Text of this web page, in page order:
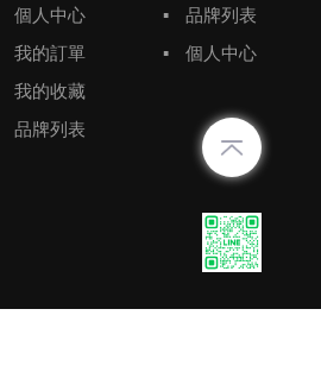
個人中心
我的訂單
我的收藏
品牌列表
▪
品牌列表
▪
個人中心